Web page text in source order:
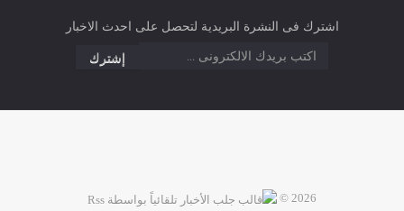
اشترك فى النشرة البريدية لتحصل على احدث الاخبار
2026 ©